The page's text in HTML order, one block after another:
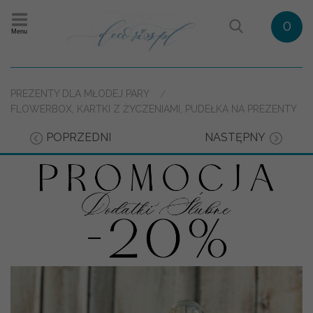
Menu 0
PREZENTY DLA MŁODEJ PARY
FLOWERBOX, KARTKI Z ŻYCZENIAMI, PUDEŁKA NA PREZENTY
POPRZEDNI NASTĘPNY